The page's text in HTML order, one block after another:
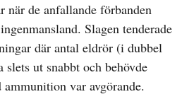
när de anfallande förbanden
Slagen tenderade
där antal eldrör (i dubbel
slets ut snabbt och behövde
ammunition var avgörande.